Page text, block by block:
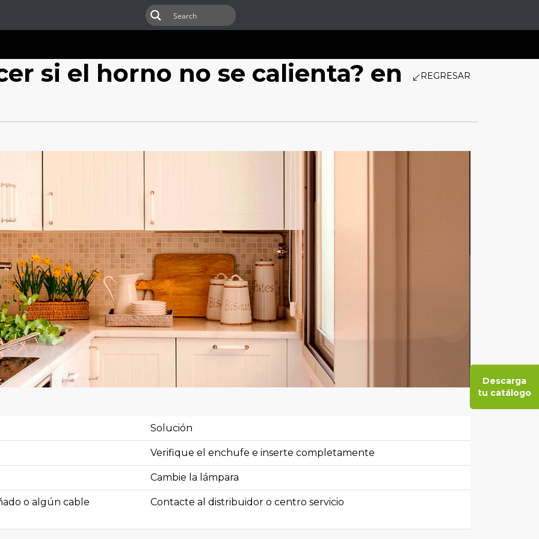
Descarga
tu catálogo
REGRESAR
si el horno no se calienta? en
Solución
Verifique el enchufe e inserte completamente
Cambie la lámpara
o algún cable
Contacte al distribuidor o centro servicio